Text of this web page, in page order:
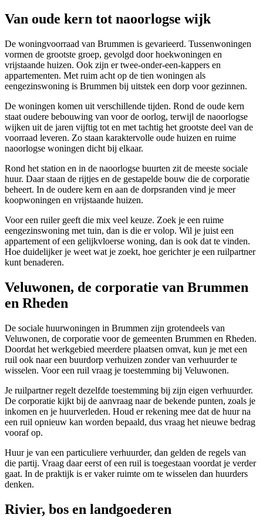
Van oude kern tot naoorlogse wijk
De woningvoorraad van Brummen is gevarieerd. Tussenwoningen
vormen de grootste groep, gevolgd door hoekwoningen en
vrijstaande huizen. Ook zijn er twee-onder-een-kappers en
appartementen. Met ruim acht op de tien woningen als
eengezinswoning is Brummen bij uitstek een dorp voor gezinnen.
De woningen komen uit verschillende tijden. Rond de oude kern
staat oudere bebouwing van voor de oorlog, terwijl de naoorlogse
wijken uit de jaren vijftig tot en met tachtig het grootste deel van de
voorraad leveren. Zo staan karaktervolle oude huizen en ruime
naoorlogse woningen dicht bij elkaar.
Rond het station en in de naoorlogse buurten zit de meeste sociale
huur. Daar staan de rijtjes en de gestapelde bouw die de corporatie
beheert. In de oudere kern en aan de dorpsranden vind je meer
koopwoningen en vrijstaande huizen.
Voor een ruiler geeft die mix veel keuze. Zoek je een ruime
eengezinswoning met tuin, dan is die er volop. Wil je juist een
appartement of een gelijkvloerse woning, dan is ook dat te vinden.
Hoe duidelijker je weet wat je zoekt, hoe gerichter je een ruilpartner
kunt benaderen.
Veluwonen, de corporatie van Brummen
en Rheden
De sociale huurwoningen in Brummen zijn grotendeels van
Veluwonen, de corporatie voor de gemeenten Brummen en Rheden.
Doordat het werkgebied meerdere plaatsen omvat, kun je met een
ruil ook naar een buurdorp verhuizen zonder van verhuurder te
wisselen. Voor een ruil vraag je toestemming bij Veluwonen.
Je ruilpartner regelt dezelfde toestemming bij zijn eigen verhuurder.
De corporatie kijkt bij de aanvraag naar de bekende punten, zoals je
inkomen en je huurverleden. Houd er rekening mee dat de huur na
een ruil opnieuw kan worden bepaald, dus vraag het nieuwe bedrag
vooraf op.
Huur je van een particuliere verhuurder, dan gelden de regels van
die partij. Vraag daar eerst of een ruil is toegestaan voordat je verder
gaat. In de praktijk is er vaker ruimte om te wisselen dan huurders
denken.
Rivier, bos en landgoederen